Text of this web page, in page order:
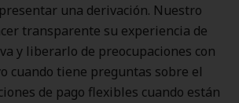
una derivación. Nuestro
transparente su experiencia de
y liberarlo de preocupaciones con
cuando tiene preguntas sobre el
de pago flexibles cuando están